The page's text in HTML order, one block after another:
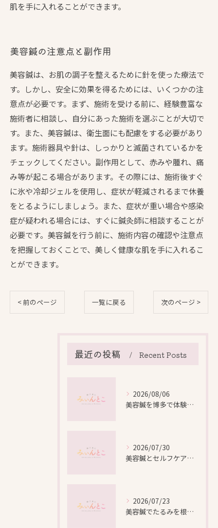
肌を手に入れることができます。
美容鍼の注意点と副作用
美容鍼は、お肌の調子を整えるために針を使った療法で
す。しかし、安全に効果を得るためには、いくつかの注
意点が必要です。まず、施術を受ける前に、経験豊富な
施術者に相談し、自分にあった施術を選ぶことが大切で
す。また、美容鍼は、衛生面にも配慮をする必要があり
ます。施術器具や針は、しっかりと滅菌されているかを
チェックしてください。副作用として、赤みや腫れ、痛
み等が起こる場合があります。その際には、施術後すぐ
に氷や冷却ジェルを使用し、症状が軽減されるまで休養
をとるようにしましょう。また、症状が重い場合や感染
症が疑われる場合には、すぐに鍼灸師に相談することが
必要です。美容鍼を行う前に、施術内容の確認や注意点
を把握しておくことで、美しく健康な肌を手に入れるこ
とができます。
< 前のページ 一覧に戻る 次のページ >
最近の投稿 Recent Posts
2026/08/06
美容鍼を博多で体験する際の効果や安全性と料金比較徹底ガイド
2026/07/30
美容鍼とセルフケアで叶える愛知県名古屋市北区米が瀬町の新しい美しさ
2026/07/23
美容鍼でたるみを根本から改善し自然なリフトアップを叶える方法